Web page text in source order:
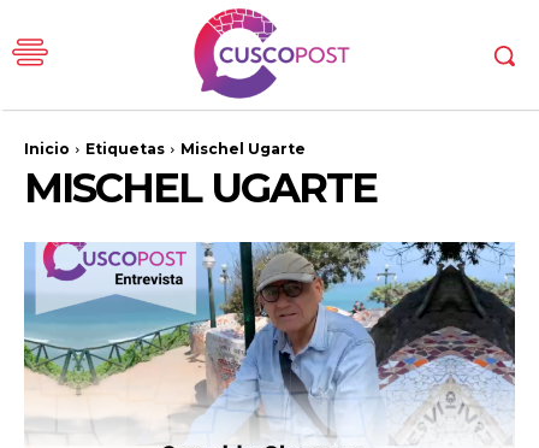
Inicio Etiquetas Mischel Ugarte
MISCHEL UGARTE